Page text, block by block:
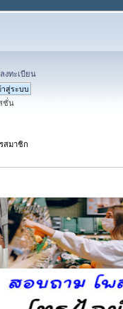
ลงทะเบียน
ชั่น
สมาชิก